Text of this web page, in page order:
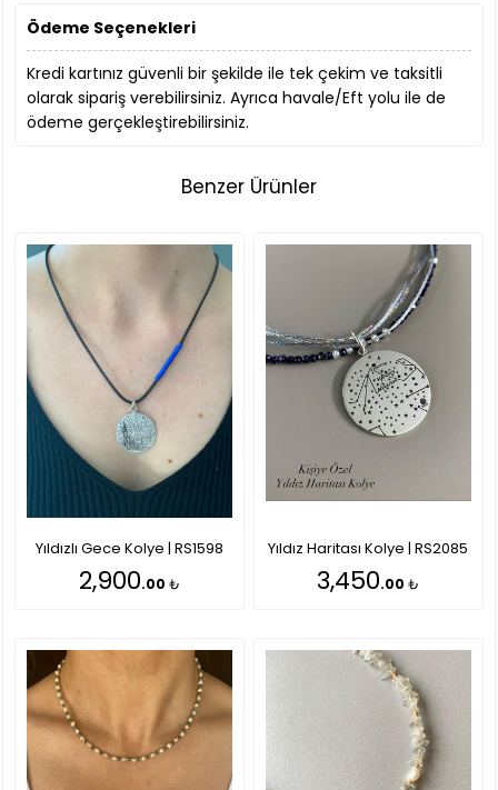
Ödeme Seçenekleri
Kredi kartınız güvenli bir şekilde ile tek çekim ve taksitli
olarak sipariş verebilirsiniz. Ayrıca havale/Eft yolu ile de
ödeme gerçekleştirebilirsiniz.
Benzer Ürünler
Yıldızlı Gece Kolye | RS1598
2,900.00 ₺
Yıldız Haritası Kolye | RS2085
3,450.00 ₺